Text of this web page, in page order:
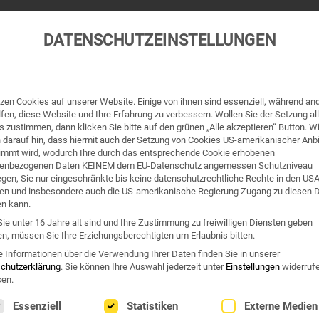
und Hygiene Organe & Organ-Uhr
Westend Online-Shop: Sicher, schnell und 24/7 für Sie da!
Gratisversand ab €50
DATENSCHUTZEINSTELLUNGEN
Cookies auf unserer Website. Einige von ihnen sind essenziell, während
diese Website und Ihre Erfahrung zu verbessern. Wollen Sie der Setzung
zustimmen, dann klicken Sie bitte auf den grünen „Alle akzeptieren“ Button.
hin, dass hiermit auch der Setzung von Cookies US-amerikanischer
wird, wodurch Ihre durch das entsprechende Cookie erhobenen
Daten KEINEM dem EU-Datenschutz angemessen Schutzniveau
Sie nur eingeschränkte bis keine datenschutzrechtliche Rechte in den USA
und insbesondere auch die US-amerikanische Regierung Zugang zu diesen
kann.
unter 16 Jahre alt sind und Ihre Zustimmung zu freiwilligen Diensten geben
müssen Sie Ihre Erziehungsberechtigten um Erlaubnis bitten.
Informationen über die Verwendung Ihrer Daten finden Sie in unserer
. Sie können Ihre Auswahl jederzeit unter Einstellungen
eine Liste der Service-Gruppen, für die eine Einwilligung
Essenziell Statistiken Externe Medien